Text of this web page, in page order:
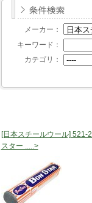
メーカー：
キーワード：
カテゴリ：
[日本スチールウール] 521-
スター .....>